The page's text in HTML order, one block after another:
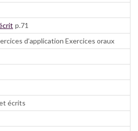
p.71
d’application Exercices oraux
écrits